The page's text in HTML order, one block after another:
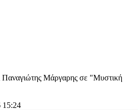
Παναγιώτης Μάργαρης σε "Μυστική
15:24